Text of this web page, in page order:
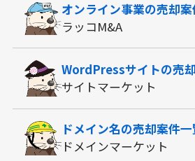
オンライン事業の売却
ラッコM&A
WordPressサイトの売
サイトマーケット
ドメイン名の売却案件一
ドメインマーケット